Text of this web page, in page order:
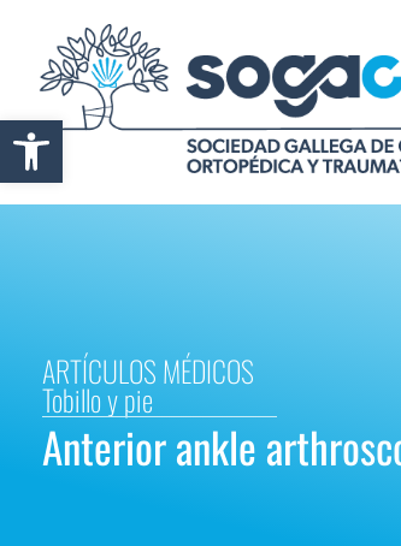
Abrir barra de herramientas
ARTÍCULOS MÉDICOS
Tobillo y pie
Anterior ankle